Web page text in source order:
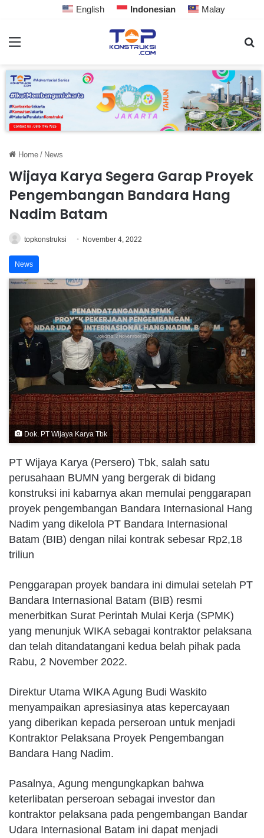
English Indonesian Malay
Home / News
Wijaya Karya Segera Garap Proyek
Pengembangan Bandara Hang
Nadim Batam
topkonstruksi November 4, 2022
News
Dok. PT Wijaya Karya Tbk
PT Wijaya Karya (Persero) Tbk, salah satu
perusahaan BUMN yang bergerak di bidang
konstruksi ini kabarnya akan memulai penggarapan
proyek pengembangan Bandara Internasional Hang
Nadim yang dikelola PT Bandara Internasional
Batam (BIB) dengan nilai kontrak sebesar Rp2,18
triliun
Penggarapan proyek bandara ini dimulai setelah PT
Bandara Internasional Batam (BIB) resmi
menerbitkan Surat Perintah Mulai Kerja (SPMK)
yang menunjuk WIKA sebagai kontraktor pelaksana
dan telah ditandatangani kedua belah pihak pada
Rabu, 2 November 2022.
Direktur Utama WIKA Agung Budi Waskito
menyampaikan apresiasinya atas kepercayaan
yang diberikan kepada perseroan untuk menjadi
Kontraktor Pelaksana Proyek Pengembangan
Bandara Hang Nadim.
Pasalnya, Agung mengungkapkan bahwa
keterlibatan perseroan sebagai investor dan
kontraktor pelaksana pada pengembangan Bandar
Udara Internasional Batam ini dapat menjadi